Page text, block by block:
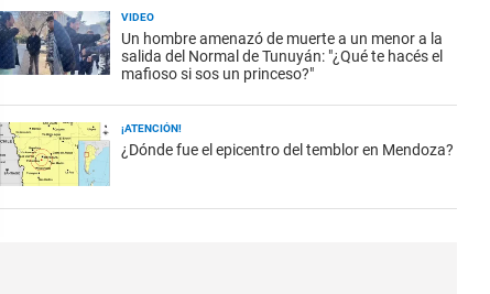
VIDEO
Un hombre amenazó de muerte a un menor a la
salida del Normal de Tunuyán: "¿Qué te hacés el
mafioso si sos un princeso?"
¡ATENCIÓN!
¿Dónde fue el epicentro del temblor en Mendoza?